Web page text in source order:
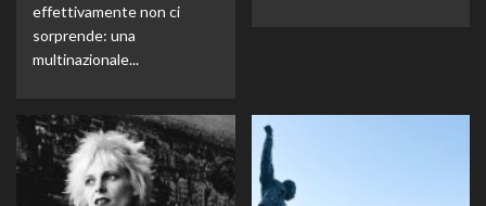
effettivamente non ci
sorprende: una
multinazionale...